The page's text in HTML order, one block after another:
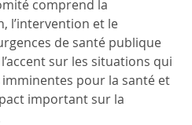
comprend la
l’intervention et le
de santé publique
sur les situations qui
pour la santé et
important sur la